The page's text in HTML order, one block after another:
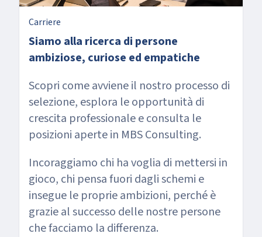
Carriere
Siamo alla ricerca di persone
ambiziose, curiose ed empatiche
Scopri come avviene il nostro processo di
selezione, esplora le opportunità di
crescita professionale e consulta le
posizioni aperte in MBS Consulting.
Incoraggiamo chi ha voglia di mettersi in
gioco, chi pensa fuori dagli schemi e
insegue le proprie ambizioni, perché è
grazie al successo delle nostre persone
che facciamo la differenza.